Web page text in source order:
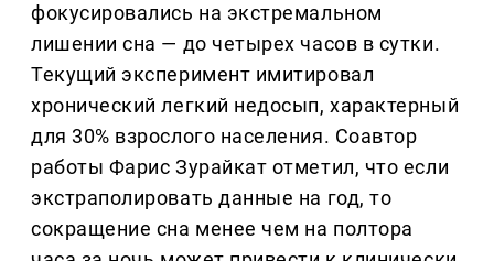
фокусировались на экстремальном
лишении сна — до четырех часов в сутки.
Текущий эксперимент имитировал
хронический легкий недосып, характерный
для 30% взрослого населения. Соавтор
работы Фарис Зурайкат отметил, что если
экстраполировать данные на год, то
сокращение сна менее чем на полтора